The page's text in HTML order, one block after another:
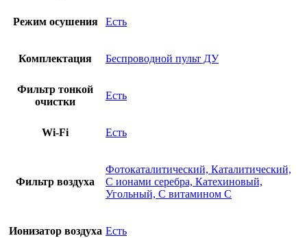
Режим осушения Есть
Комплектация Беспроводной пульт ДУ
Фильтр тонкой
очистки
Есть
Wi-Fi Есть
Фильтр воздуха
Фотокаталитический, Каталитический,
С ионами серебра, Катехиновый,
Угольный, С витамином C
Ионизатор воздуха Есть